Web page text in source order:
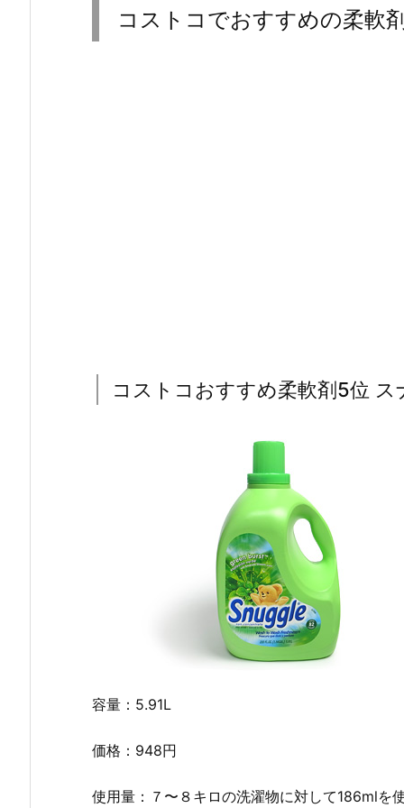
コストコでおすすめの柔軟
コストコおすすめ柔軟剤5位
容量：5.91L
価格：948円
使用量：７〜８キロの洗濯物に対して186mlを